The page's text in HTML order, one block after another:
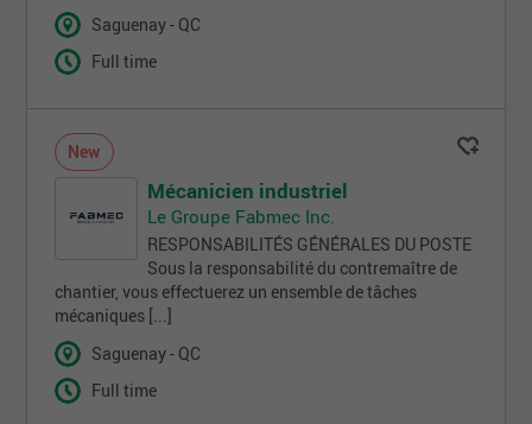
Saguenay - QC
Full time
New
Mécanicien industriel
Le Groupe Fabmec Inc.
RESPONSABILITÉS GÉNÉRALES DU POSTE
Sous la responsabilité du contremaître de
chantier, vous effectuerez un ensemble de tâches
mécaniques [...]
Saguenay - QC
Full time